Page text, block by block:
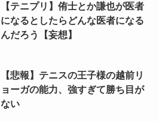
【テニプリ】侑士とか謙也が医者
になるとしたらどんな医者になる
んだろう【妄想】
【悲報】テニスの王子様の越前リ
ョーガの能力、強すぎて勝ち目が
ない